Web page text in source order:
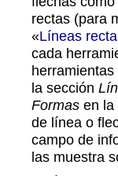
rectas (para
«Líneas
cada
herramientas
la sección
Formas en la
de línea o
campo de
las muestra